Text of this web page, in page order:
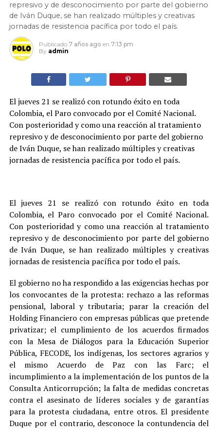
represivo y de desconocimiento por parte del gobierno
de Iván Duque, se han realizado múltiples y creativas
jornadas de resistencia pacífica por todo el país.
Publicado 7 años ago en 7:13 pm
By admin
El jueves 21 se realizó con rotundo éxito en toda
Colombia, el Paro convocado por el Comité Nacional.
Con posterioridad y como una reacción al tratamiento
represivo y de desconocimiento por parte del gobierno
de Iván Duque, se han realizado múltiples y creativas
jornadas de resistencia pacífica por todo el país.
El jueves 21 se realizó con rotundo éxito en toda
Colombia, el Paro convocado por el Comité Nacional.
Con posterioridad y como una reacción al tratamiento
represivo y de desconocimiento por parte del gobierno
de Iván Duque, se han realizado múltiples y creativas
jornadas de resistencia pacífica por todo el país.
El gobierno no ha respondido a las exigencias hechas por
los convocantes de la protesta: rechazo a las reformas
pensional, laboral y tributaria; parar la creación del
Holding Financiero con empresas públicas que pretende
privatizar; el cumplimiento de los acuerdos firmados
con la Mesa de Diálogos para la Educación Superior
Pública, FECODE, los indígenas, los sectores agrarios y
el mismo Acuerdo de Paz con las Farc; el
incumplimiento a la implementación de los puntos de la
Consulta Anticorrupción; la falta de medidas concretas
contra el asesinato de líderes sociales y de garantías
para la protesta ciudadana, entre otros. El presidente
Duque por el contrario, desconoce la contundencia del